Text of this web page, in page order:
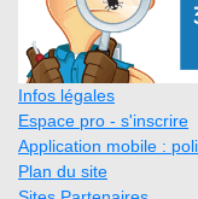
Infos légales
Espace pro - s'inscrire
Application mobile :
Plan du site